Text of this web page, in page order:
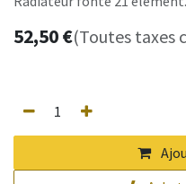
52,50€(Toutes taxes